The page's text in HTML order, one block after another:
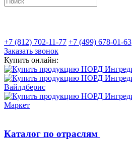
+7 (812) 702-11-77 +7 (499) 678-01-63
Заказать звонок
Купить онлайн:
Каталог по отраслям